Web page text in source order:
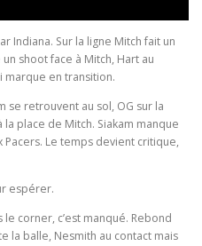
Indiana. Sur la ligne Mitch fait un
shoot face à Mitch, Hart au
marque en transition.
se retrouvent au sol, OG sur la
la place de Mitch. Siakam manque
Le temps devient critique,
espérer.
corner, c’est manqué. Rebond
la balle, Nesmith au contact mais